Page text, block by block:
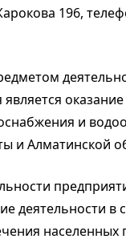
196,
оказание
и
и Алматинской
деятельности в
населенных